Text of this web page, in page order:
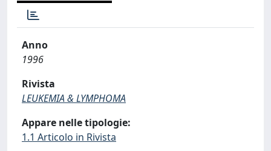
Anno
1996
Rivista
LEUKEMIA & LYMPHOMA
Appare nelle tipologie:
1.1 Articolo in Rivista